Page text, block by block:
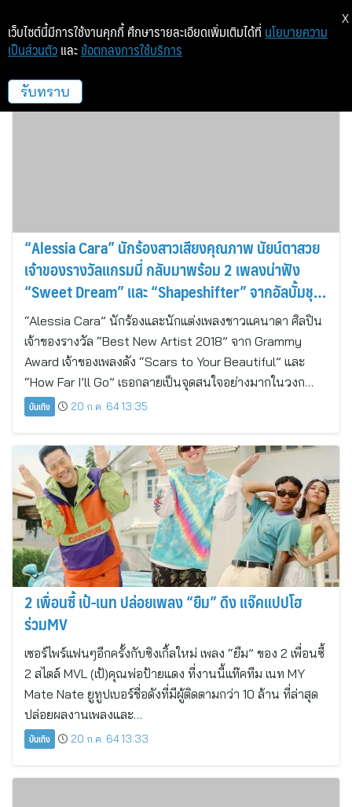
บันเทิง
“Alessia Cara” นักร้องสาวเสียงคุณภาพ นัยน์ตาสวย
เจ้าของรางวัลแกรมมี่ กลับมาพร้อม 2 เพลงน่าฟัง
“Sweet Dream” และ “Shapeshifter” จากอัลบั้มชุด
ที่ 3
“Alessia Cara” นักร้องและนักแต่งเพลงชาวแคนาดา ศิลปิน
เจ้าของรางวัล “Best New Artist 2018” จาก Grammy
Award เจ้าของเพลงดัง “Scars to Your Beautiful” และ
“How Far I’ll Go” เธอกลายเป็นจุดสนใจอย่างมากในวงก…
บันเทิง 20 ก.ค. 64 13:35
2 เพื่อนซี้ เป้-เนท ปล่อยเพลง “ยืม” ดึง แจ๊คแปปโฮ
ร่วมMV
เซอร์ไพร์แฟนๆอีกครั้งกับซิงเกิ้ลใหม่ เพลง “ยืม” ของ 2 เพื่อนซี้
2 สไตล์ MVL (เป้)คุณพ่อป้ายแดง ที่งานนี้แท๊คทีม เนท MY
Mate Nate ยูทูปเบอร์ชื่อดังที่มีผู้ติดตามกว่า 10 ล้าน ที่ล่าสุด
ปล่อยผลงานเพลงและ…
บันเทิง 20 ก.ค. 64 13:33
เว็บไซต์นี้มีการใช้งานคุกกี้ ศึกษารายละเอียดเพิ่มเติมได้ที่ นโยบายความ
เป็นส่วนตัว และ ข้อตกลงการใช้บริการ
รับทราบ
X